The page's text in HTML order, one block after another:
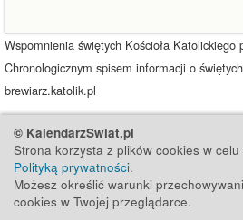
Wspomnienia świętych Kościoła Katolickiego
Chronologicznym spisem informacji o
brewiarz.katolik.pl
© KalendarzSwiat.pl
Strona korzysta z plików cookies w
Polityką prywatności.
Możesz określić warunki
cookies w Twojej przeglądarce.